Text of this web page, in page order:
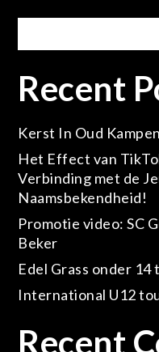
Recent
Kerst In Oud Kampen
Het Effect van
Verbinding met de
Naamsbekendheid!
Promotie video: SC
Beker
Edel Grass onder
International U12
Recent